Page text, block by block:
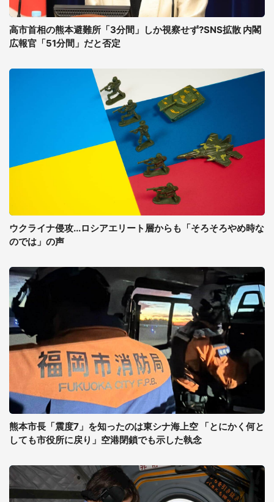
高市首相の熊本避難所「3分間」しか視察せず?SNS拡散 内閣
広報官「51分間」だと否定
ウクライナ侵攻...ロシアエリート層からも「そろそろやめ時な
のでは」の声
熊本市長「震度7」を知ったのは東シナ海上空 「とにかく何と
しても市役所に戻り」空港閉鎖でも示した執念